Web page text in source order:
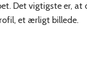
Det vigtigste er, at
et ærligt billede.